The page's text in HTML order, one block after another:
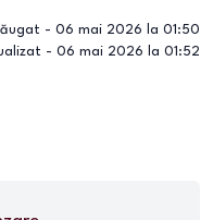
- 06 mai 2026 la 01:50
- 06 mai 2026 la 01:52